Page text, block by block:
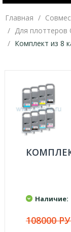
Главная
Для плоттеров
Комплект из 8
Наличие:
108000